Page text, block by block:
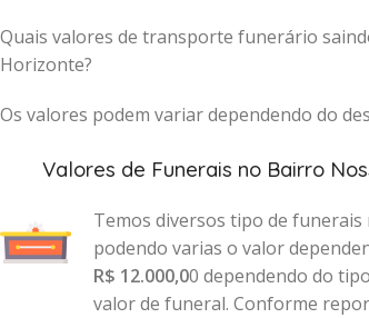
Quais valores de transporte funerário
Horizonte?
Os valores podem variar dependendo do
Valores de Funerais no Bairro
Temos diversos tipo de
podendo varias o valor
R$ 12.000,00 dependendo do
valor de funeral. Conforme